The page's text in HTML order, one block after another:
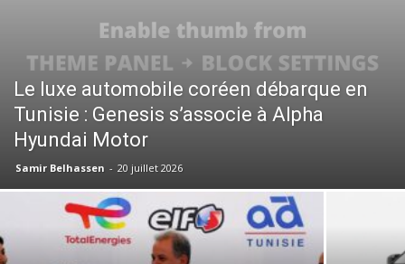
Le luxe automobile coréen débarque en
Tunisie : Genesis s’associe à Alpha
Hyundai Motor
Samir Belhassen - 20 juillet 2026